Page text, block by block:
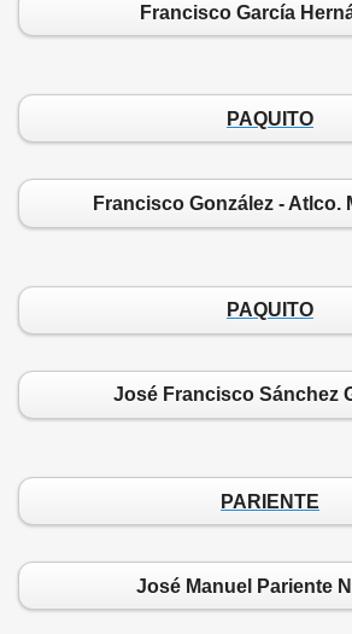
Francisco García
PAQUITO
Francisco González - Atlco.
PAQUITO
José Francisco Sánchez
PARIENTE
José Manuel Pariente